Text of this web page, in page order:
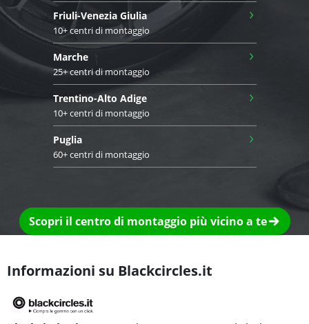
Friuli-Venezia Giulia
10+ centri di montaggio
›
Marche
25+ centri di montaggio
›
Trentino-Alto Adige
10+ centri di montaggio
›
Puglia
60+ centri di montaggio
›
Scopri il centro di montaggio più vicino a te
Informazioni su Blackcircles.it